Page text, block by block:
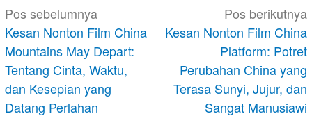
Navigasi
pos
Pos sebelumnya
Kesan Nonton Film China
Mountains May Depart:
Tentang Cinta, Waktu,
dan Kesepian yang
Datang Perlahan
Pos berikutnya
Kesan Nonton Film China
Platform: Potret
Perubahan China yang
Terasa Sunyi, Jujur, dan
Sangat Manusiawi